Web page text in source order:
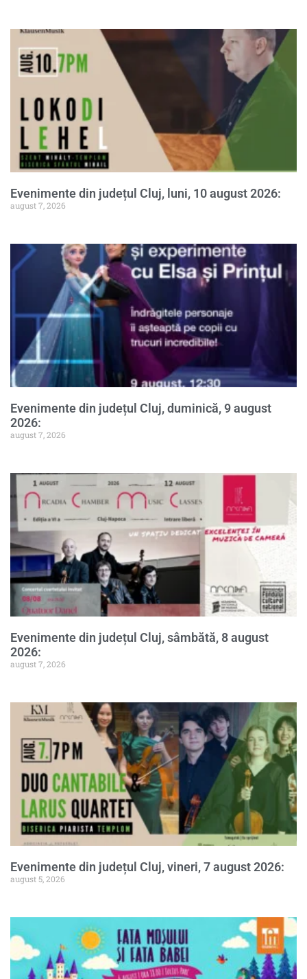
Evenimente din județul Cluj, luni, 10 august 2026:
august 7, 2026
Evenimente din județul Cluj, duminică, 9 august
2026:
august 7, 2026
Evenimente din județul Cluj, sâmbătă, 8 august
2026:
august 7, 2026
Evenimente din județul Cluj, vineri, 7 august 2026:
august 5, 2026